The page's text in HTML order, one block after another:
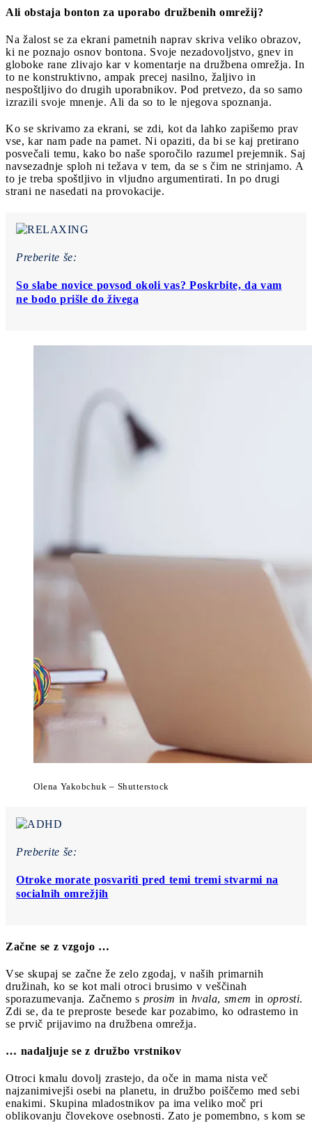
Ali obstaja bonton za uporabo družbenih omrežij?
Na žalost se za ekrani pametnih naprav skriva veliko obrazov,
ki ne poznajo osnov bontona. Svoje nezadovoljstvo, gnev in
globoke rane zlivajo kar v komentarje na družbena omrežja. In
to ne konstruktivno, ampak precej nasilno, žaljivo in
nespoštljivo do drugih uporabnikov. Pod pretvezo, da so samo
izrazili svoje mnenje. Ali da so to le njegova spoznanja.
Ko se skrivamo za ekrani, se zdi, kot da lahko zapišemo prav
vse, kar nam pade na pamet. Ni opaziti, da bi se kaj pretirano
posvečali temu, kako bo naše sporočilo razumel prejemnik. Saj
navsezadnje sploh ni težava v tem, da se s čim ne strinjamo. A
to je treba spoštljivo in vljudno argumentirati. In po drugi
strani ne nasedati na provokacije.
Preberite še:
So slabe novice povsod okoli vas? Poskrbite, da vam
ne bodo prišle do živega
Olena Yakobchuk – Shutterstock
Preberite še:
Otroke morate posvariti pred temi tremi stvarmi na
socialnih omrežjih
Začne se z vzgojo …
Vse skupaj se začne že zelo zgodaj, v naših primarnih
družinah, ko se kot mali otroci brusimo v veščinah
sporazumevanja. Začnemo s prosim in hvala, smem in oprosti.
Zdi se, da te preproste besede kar pozabimo, ko odrastemo in
se prvič prijavimo na družbena omrežja.
… nadaljuje se z družbo vrstnikov
Otroci kmalu dovolj zrastejo, da oče in mama nista več
najzanimivejši osebi na planetu, in družbo poiščemo med sebi
enakimi. Skupina mladostnikov pa ima veliko moč pri
oblikovanju človekove osebnosti. Zato je pomembno, s kom se